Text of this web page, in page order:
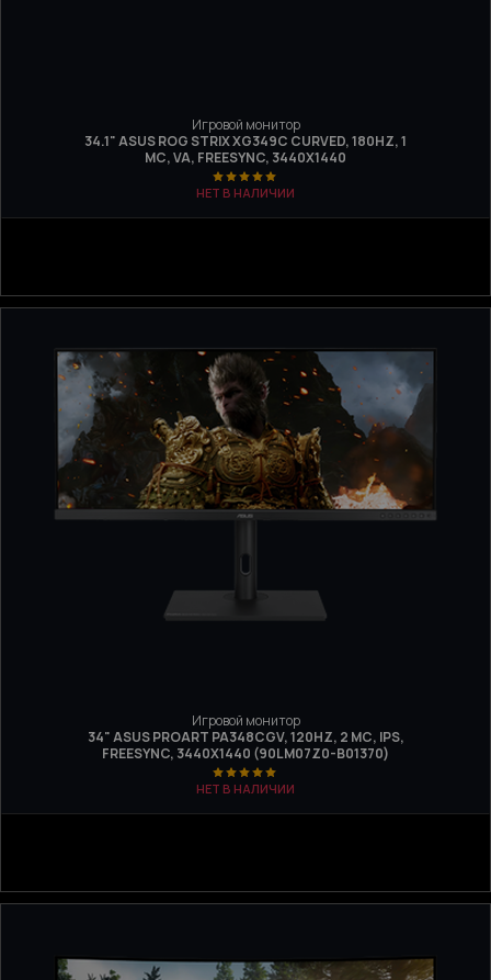
Игровой монитор
34.1" ASUS ROG STRIX XG349C CURVED, 180HZ, 1
МС, VA, FREESYNC, 3440X1440
НЕТ В НАЛИЧИИ
Игровой монитор
34" ASUS PROART PA348CGV, 120HZ, 2 МС, IPS,
FREESYNC, 3440Х1440 (90LM07Z0-B01370)
НЕТ В НАЛИЧИИ